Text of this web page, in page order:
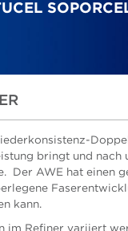
bringt und nach
Der AWE hat einen
kann.